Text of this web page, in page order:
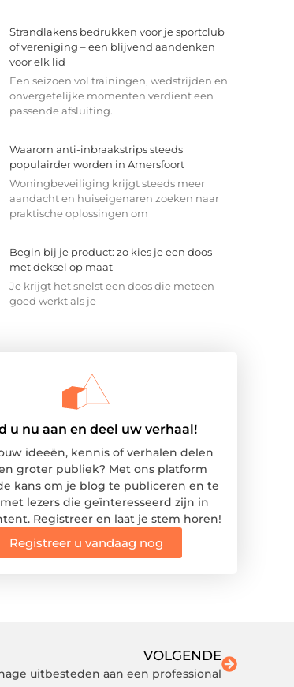
Strandlakens bedrukken voor je sportclub
of vereniging – een blijvend aandenken
voor elk lid
Een seizoen vol trainingen, wedstrijden en
onvergetelijke momenten verdient een
passende afsluiting.
Waarom anti-inbraakstrips steeds
populairder worden in Amersfoort
Woningbeveiliging krijgt steeds meer
aandacht en huiseigenaren zoeken naar
praktische oplossingen om
Begin bij je product: zo kies je een doos
met deksel op maat
Je krijgt het snelst een doos die meteen
goed werkt als je
u nu aan en deel uw verhaal!
ideeën, kennis of verhalen delen
groter publiek? Met ons platform
kans om je blog te publiceren en te
lezers die geïnteresseerd zijn in
Registreer en laat je stem horen!
Registreer u vandaag nog
VOLGENDE
uitbesteden aan een professional